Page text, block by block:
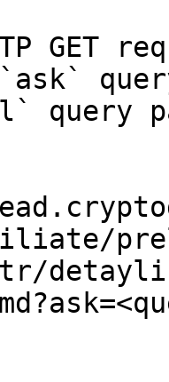
GET
query
detayli-